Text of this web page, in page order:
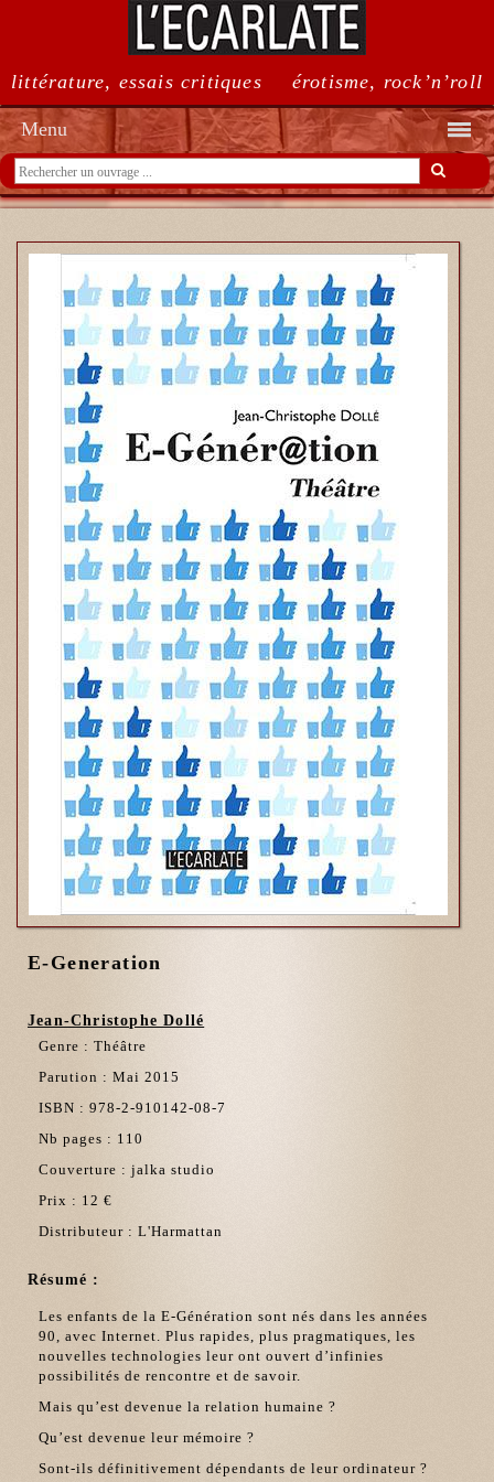
littérature, essais critiques érotisme, rock’n’roll
Menu
E-Generation
Jean-Christophe Dollé
Genre : Théâtre
Parution : Mai 2015
ISBN : 978-2-910142-08-7
Nb pages : 110
Couverture : jalka studio
Prix : 12 €
Distributeur : L'Harmattan
Résumé :
Les enfants de la E-Génération sont nés dans les années
90, avec Internet. Plus rapides, plus pragmatiques, les
nouvelles technologies leur ont ouvert d’infinies
possibilités de rencontre et de savoir.
Mais qu’est devenue la relation humaine ?
Qu’est devenue leur mémoire ?
Sont-ils définitivement dépendants de leur ordinateur ?